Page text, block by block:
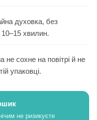
духовка, без
хвилин.
не сохне на повітрі й не
упаковці.
не ризикуєте